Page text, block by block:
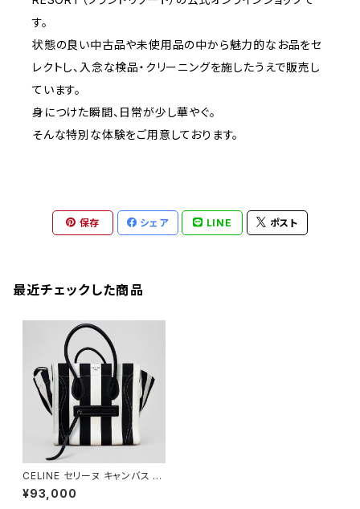
す。
状態の良い中古品や未使用品の中から魅力的なお品をセ
レクトし、入念な検品・クリーニングを施したうえで販売し
ています。
身につけた瞬間、日常が少し華やぐ。
そんな特別な体験をご用意しております。
保存 シェア LINE ポスト
最近チェックした商品
CELINE セリーヌ キャンバス ス
トライプ ファントム ラゲージ
¥93,000